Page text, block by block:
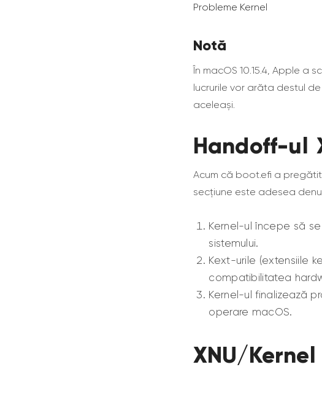
Probleme Kernel
Notă
În macOS 10.15.4, Apple
lucrurile vor arăta destul
aceleași.
Handoff-ul
Acum că boot.efi a
secțiune este adesea
Kernel-ul începe să
sistemului.
Kext-urile (extensiile
compatibilitatea
Kernel-ul finalizează
operare macOS.
XNU/